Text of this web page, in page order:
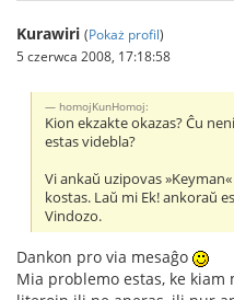
Kurawiri (Pokaż profil)
5 czerwca 2008, 17:18:58
homojKunHomoj:
Kion ekzakte okazas? Ĉu
estas videbla?
Vi ankaŭ uzipovas
kostas. Laŭ mi Ek! ankoraŭ
Vindozo.
Dankon pro via mesaĝo
Mia problemo estas, ke